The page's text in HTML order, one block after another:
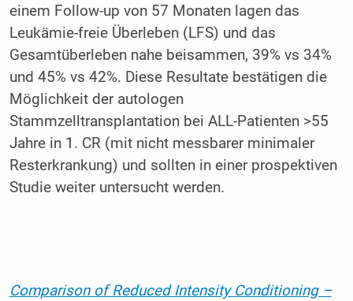
einem Follow-up von 57 Monaten lagen das
Leukämie-freie Überleben (LFS) und das
Gesamtüberleben nahe beisammen, 39% vs 34%
und 45% vs 42%. Diese Resultate bestätigen die
Möglichkeit der autologen
Stammzelltransplantation bei ALL-Patienten >55
Jahre in 1. CR (mit nicht messbarer minimaler
Resterkrankung) und sollten in einer prospektiven
Studie weiter untersucht werden.
Comparison of Reduced Intensity Conditioning –